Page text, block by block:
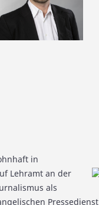
in
Lehramt an der
als
Pressedienst